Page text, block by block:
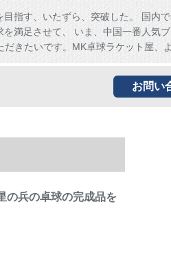
指す、いたずら、突破した。 国内
満足させて、 いま、中国一番人気
きたいです。MK卓球ラケット屋、
お問い
の兵の卓球の完成品を